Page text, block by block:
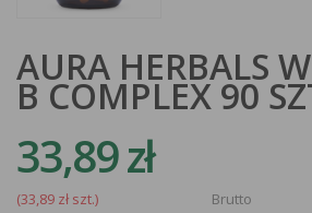
AURA HERBALS
B COMPLEX 90
33,89 zł
(33,89 zł szt.) Brutto